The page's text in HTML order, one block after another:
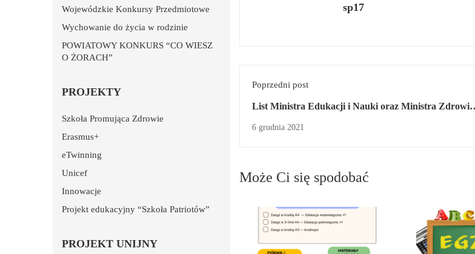
sp17
Poprzedni post
List Ministra Edukacji i Nauki oraz Ministra Zdrowia
6 grudnia 2021
Może Ci się spodobać
Wojewódzkie Konkursy Przedmiotowe
Wychowanie do życia w rodzinie
POWIATOWY KONKURS “CO WIESZ
O ŻORACH”
PROJEKTY
Szkoła Promująca Zdrowie
Erasmus+
eTwinning
Unicef
Innowacje
Projekt edukacyjny “Szkoła Patriotów”
PROJEKT UNIJNY